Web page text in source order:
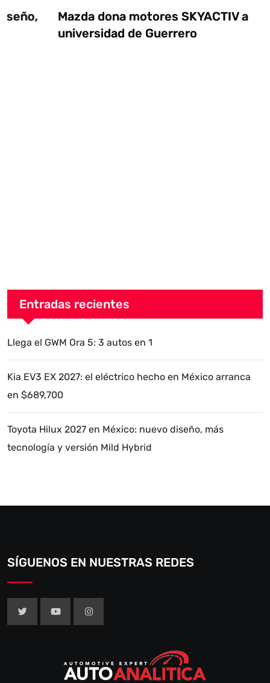
Mazda dona motores SKYACTIV a
universidad de Guerrero
Entradas recientes
Llega el GWM Ora 5: 3 autos en 1
Kia EV3 EX 2027: el eléctrico hecho en México arranca
en $689,700
Toyota Hilux 2027 en México: nuevo diseño, más
tecnología y versión Mild Hybrid
SÍGUENOS EN NUESTRAS REDES